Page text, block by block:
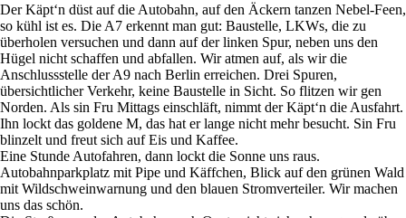
Der Käpt‘n düst auf die Autobahn, auf den Äckern tanzen Nebel-Feen,
so kühl ist es. Die A7 erkennt man gut: Baustelle, LKWs, die zu
überholen versuchen und dann auf der linken Spur, neben uns den
Hügel nicht schaffen und abfallen. Wir atmen auf, als wir die
Anschlussstelle der A9 nach Berlin erreichen. Drei Spuren,
übersichtlicher Verkehr, keine Baustelle in Sicht. So flitzen wir gen
Norden. Als sin Fru Mittags einschläft, nimmt der Käpt‘n die Ausfahrt.
Ihn lockt das goldene M, das hat er lange nicht mehr besucht. Sin Fru
blinzelt und freut sich auf Eis und Kaffee.
Eine Stunde Autofahren, dann lockt die Sonne uns raus.
Autobahnparkplatz mit Pipe und Käffchen, Blick auf den grünen Wald
mit Wildschweinwarnung und den blauen Stromverteiler. Wir machen
uns das schön.